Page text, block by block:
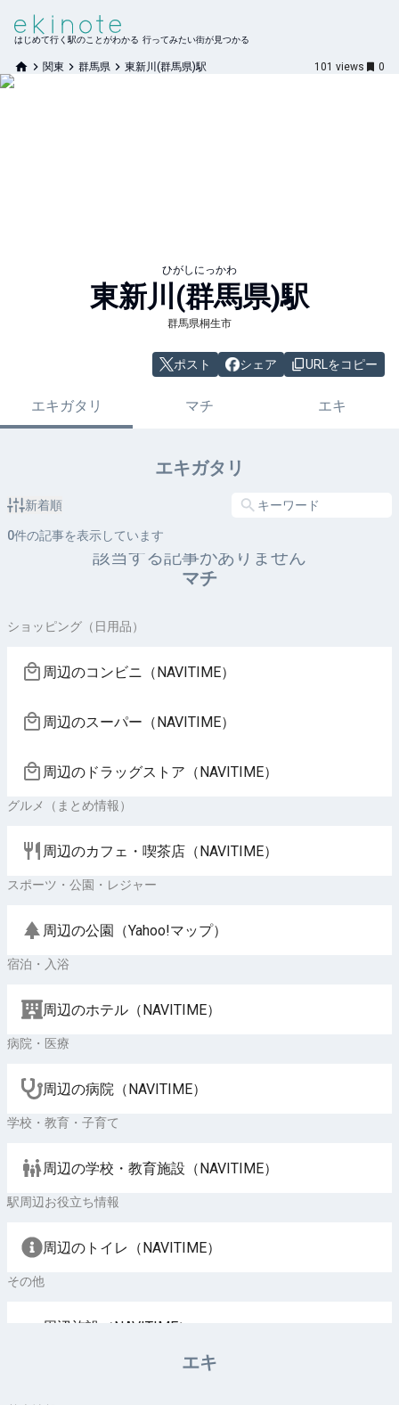
はじめて行く駅のことがわかる 行ってみたい街が見つかる
関東 群馬県 東新川(群馬県)駅 101 views 0
ひがしにっかわ
東新川(群馬県)駅
群馬県桐生市
ポスト シェア URLをコピー
エキガタリ マチ エキ
エキガタリ
新着順
0件の記事を表示しています
該当する記事がありません
マチ
ショッピング（日用品）
周辺のコンビニ（NAVITIME）
周辺のスーパー（NAVITIME）
周辺のドラッグストア（NAVITIME）
グルメ（まとめ情報）
周辺のカフェ・喫茶店（NAVITIME）
スポーツ・公園・レジャー
周辺の公園（Yahoo!マップ）
宿泊・入浴
周辺のホテル（NAVITIME）
病院・医療
周辺の病院（NAVITIME）
学校・教育・子育て
周辺の学校・教育施設（NAVITIME）
駅周辺お役立ち情報
周辺のトイレ（NAVITIME）
その他
周辺施設（NAVITIME）
エキ